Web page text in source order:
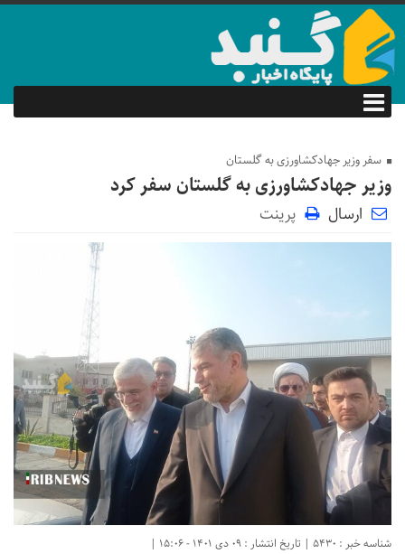
سفر وزیر جهادکشاورزی به گلستان
وزیر جهادکشاورزی به گلستان سفر کرد
ارسال پرینت
شناسه خبر : 5430 | تاریخ انتشار : 09 دی 1401 - 15:06 |